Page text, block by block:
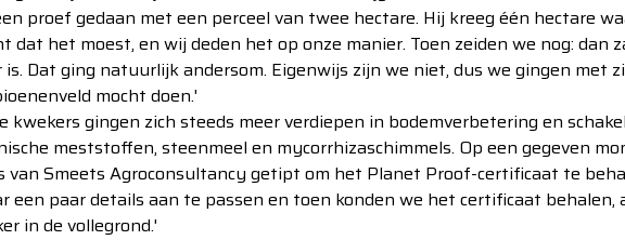
proef gedaan met een perceel van twee hectare. Hij kreeg één hectare
dat het moest, en wij deden het op onze manier. Toen zeiden we nog: dan
Dat ging natuurlijk andersom. Eigenwijs zijn we niet, dus we gingen met
mocht doen.'
kwekers gingen zich steeds meer verdiepen in bodemverbetering en
meststoffen, steenmeel en mycorrhizaschimmels. Op een gegeven
van Smeets Agroconsultancy getipt om het Planet Proof-certificaat te
een paar details aan te passen en toen konden we het certificaat behalen,
in de vollegrond.'